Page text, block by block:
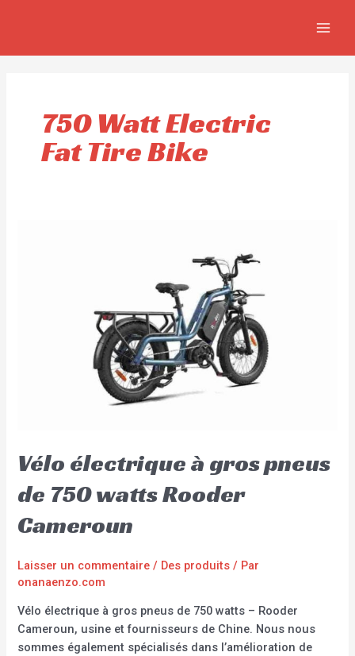
750 Watt Electric
Fat Tire Bike
Vélo électrique à gros pneus
de 750 watts Rooder
Cameroun
Laisser un commentaire / Des produits / Par
onanaenzo.com
Vélo électrique à gros pneus de 750 watts – Rooder
Cameroun, usine et fournisseurs de Chine. Nous nous
sommes également spécialisés dans l’amélioration de